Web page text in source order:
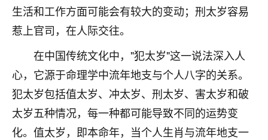
生活和工作方面可能会有较大的变动；刑太岁容易
惹上官司，在人际交往。
在中国传统文化中，"犯太岁"这一说法深入人
心，它源于命理学中流年地支与个人八字的关系。
犯太岁包括值太岁、冲太岁、刑太岁、害太岁和破
太岁五种情况，每一种都可能导致不同的运势变
化。值太岁，即本命年，当个人生肖与流年地支一
1天前 来自江西 12
青春168
我也想要，我也想要！
2天前 来自山西 15
Jessica李
老师做不做超度法事？我想给我奶奶做超度，她今年
刚去世了。